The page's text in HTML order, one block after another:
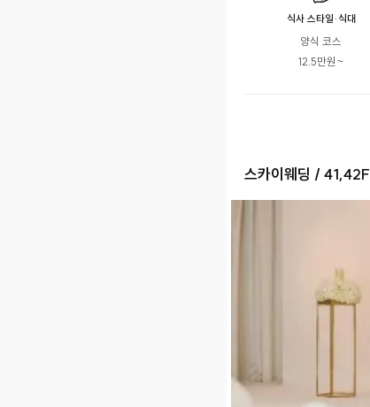
식사 스타일·식대
양식 코스
12.5만원~
스카이웨딩 / 41,42F